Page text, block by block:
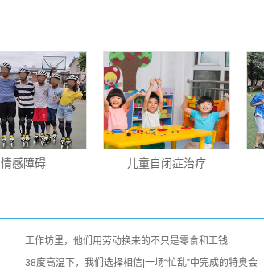
情感障碍 儿童自闭症治疗
工作坊里，他们用劳动换来的不只是零食和工钱
38度高温下，我们选择相信|一场“忙乱”中完成的特奥会